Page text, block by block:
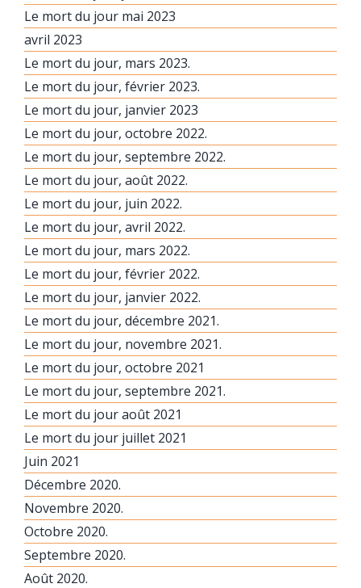
Le mort du jour mai 2023
avril 2023
Le mort du jour, mars 2023.
Le mort du jour, février 2023.
Le mort du jour, janvier 2023
Le mort du jour, octobre 2022.
Le mort du jour, septembre 2022.
Le mort du jour, août 2022.
Le mort du jour, juin 2022.
Le mort du jour, avril 2022.
Le mort du jour, mars 2022.
Le mort du jour, février 2022.
Le mort du jour, janvier 2022.
Le mort du jour, décembre 2021.
Le mort du jour, novembre 2021.
Le mort du jour, octobre 2021
Le mort du jour, septembre 2021.
Le mort du jour août 2021
Le mort du jour juillet 2021
Juin 2021
Décembre 2020.
Novembre 2020.
Octobre 2020.
Septembre 2020.
Août 2020.